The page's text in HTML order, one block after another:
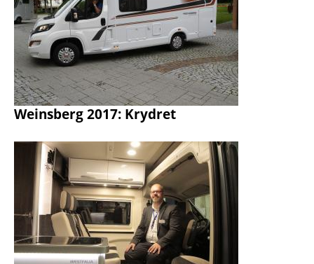
Weinsberg 2017: Krydret